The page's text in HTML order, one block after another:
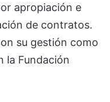
apropiación e
de contratos.
su gestión como
la Fundación